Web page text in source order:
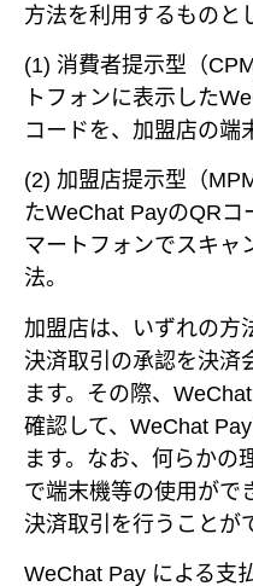
方法を利用するものと
(1) 消費者提示型（
トフォンに表示した
コードを、加盟店の端
(2) 加盟店提示型（
たWeChat PayのQRコ
マートフォンでスキャ
法。
加盟店は、いずれの方
決済取引の承認を決済
ます。その際、
確認して、WeChat
ます。なお、何らかの
で端末機等の使用がで
決済取引を行うことが
WeChat Pay による支